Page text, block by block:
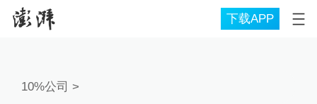
下载APP
10%公司 >